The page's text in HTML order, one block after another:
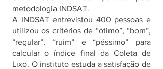
metodologia INDSAT.
A INDSAT entrevistou 400 pessoas e
utilizou os critérios de “ótimo”, “bom”,
“regular”, “ruim” e “péssimo” para
calcular o índice final da Coleta de
Lixo. O instituto estuda a satisfação de